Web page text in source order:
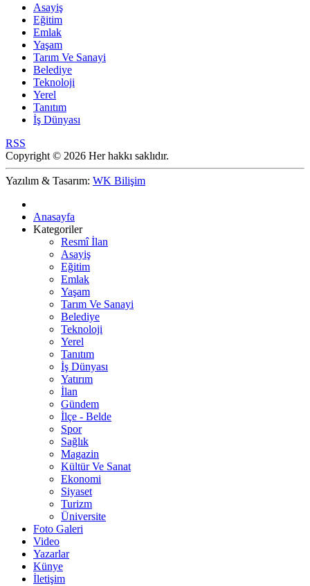
Asayiş
Eğitim
Emlak
Yaşam
Tarım Ve Sanayi
Belediye
Teknoloji
Yerel
Tanıtım
İş Dünyası
RSS
Copyright © 2026 Her hakkı saklıdır.
Yazılım & Tasarım: WK Bilişim
Anasayfa
Kategoriler
Resmî İlan
Asayiş
Eğitim
Emlak
Yaşam
Tarım Ve Sanayi
Belediye
Teknoloji
Yerel
Tanıtım
İş Dünyası
Yatırım
İlan
Gündem
İlçe - Belde
Spor
Sağlık
Magazin
Kültür Ve Sanat
Ekonomi
Siyaset
Turizm
Üniversite
Foto Galeri
Video
Yazarlar
Künye
İletişim